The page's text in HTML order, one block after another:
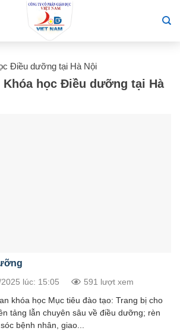
Điều dưỡng tại Hà Nội
Khóa học Điều dưỡng tại Hà
lúc: 15:05 591 lượt xem
khóa học Mục tiêu đào tạo: Trang bị cho
tảng lẫn chuyên sâu về điều dưỡng; rèn
bệnh nhân, giao...